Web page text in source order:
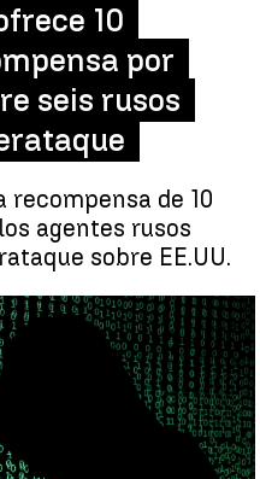
10
por
seis rusos
de 10
agentes rusos
sobre EE.UU.
por información sobre seis
ciberataque |Reuters